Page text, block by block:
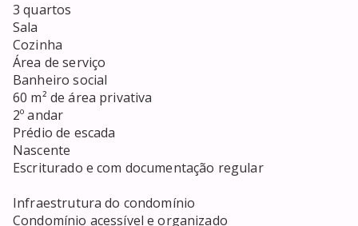
3 quartos
Sala
Cozinha
Área de serviço
Banheiro social
60 m² de área privativa
2º andar
Prédio de escada
Nascente
Escriturado e com documentação regular
Infraestrutura do condomínio
Condomínio acessível e organizado